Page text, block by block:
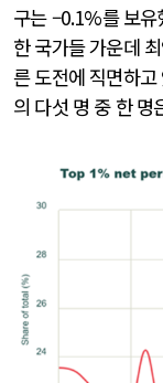
구는 –0.1%를 보유
한 국가들 가운데
른 도전에 직면하고
의 다섯 명 중 한 명